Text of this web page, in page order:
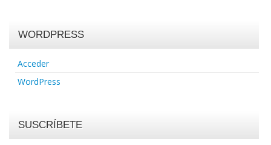
WORDPRESS
Acceder
WordPress
SUSCRÍBETE